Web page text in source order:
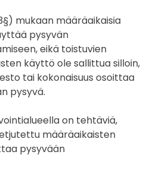
mukaan määräaikaisia
pysyvän
eikä toistuvien
käyttö ole sallittua silloin,
tai kokonaisuus osoittaa
pysyvä.
on tehtäviä,
määräaikaisten
pysyvään